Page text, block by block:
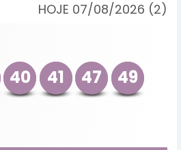
HOJE 07/08/2026 (2)
40 41 47
49